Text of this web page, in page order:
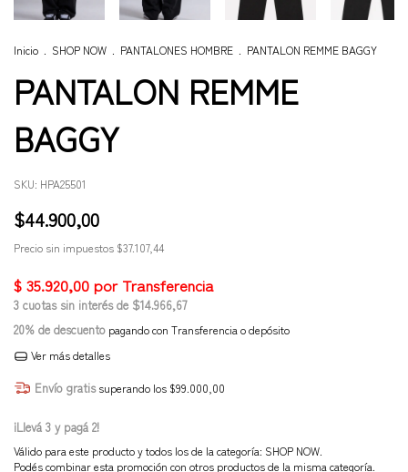
Inicio SHOP NOW PANTALONES HOMBRE PANTALON REMME BAGGY
PANTALON REMME
BAGGY
SKU: HPA25501
$44.900,00
Precio sin impuestos $37.107,44
3 cuotas sin interés de $14.966,67
20% de descuento pagando con Transferencia o depósito
Ver más detalles
Envío gratis superando los $99.000,00
¡Llevá 3 y pagá 2!
Válido para este producto y todos los de la categoría: SHOP NOW.
Podés combinar esta promoción con otros productos de la misma categoría.